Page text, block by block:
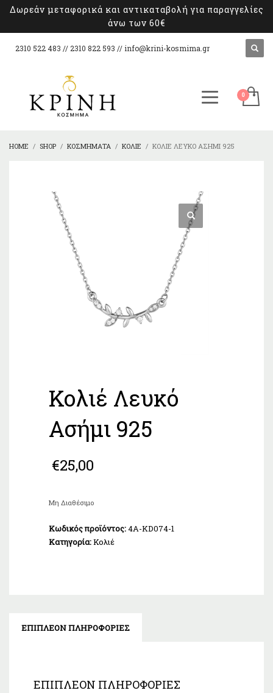
Δωρεάν μεταφορικά και αντικαταβολή για παραγγελίες
άνω των 60€
2310 522 483 // 2310 822 593 // info@krini-kosmima.gr
HOME SHOP ΚΟΣΜΉΜΑΤΑ ΚΟΛΙΈ ΚΟΛΙΈ ΛΕΥΚΌ ΑΣΉΜΙ 925
Κολιέ Λευκό
Ασήμι 925
€25,00
Μη Διαθέσιμο
Κωδικός προϊόντος:4A-KD074-1
Κατηγορία:Κολιέ
ΕΠΙΠΛΈΟΝ ΠΛΗΡΟΦΟΡΊΕΣ
ΕΠΙΠΛΈΟΝ ΠΛΗΡΟΦΟΡΊΕΣ